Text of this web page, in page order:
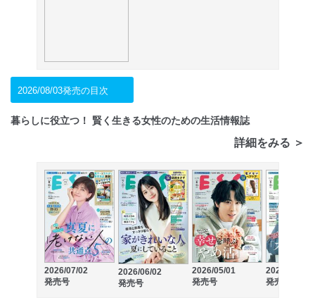
2026/08/03発売の目次
暮らしに役立つ！ 賢く生きる女性のための生活情報誌
詳細をみる ＞
2026/07/02
発売号
2026/06/02
発売号
2026/05/01
発売号
2026/04/02
発売号